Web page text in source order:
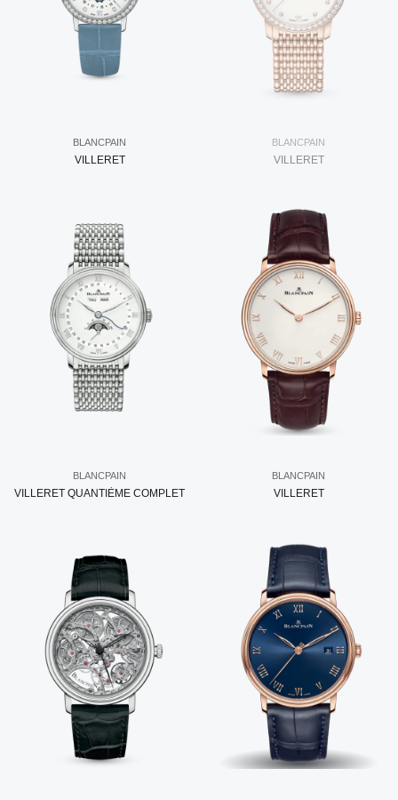
BLANCPAIN
VILLERET
BLANCPAIN
VILLERET
BLANCPAIN
VILLERET QUANTIÈME COMPLET
BLANCPAIN
VILLERET